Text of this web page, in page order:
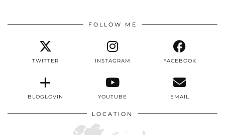
FOLLOW ME
TWITTER INSTAGRAM FACEBOOK
BLOGLOVIN YOUTUBE EMAIL
LOCATION